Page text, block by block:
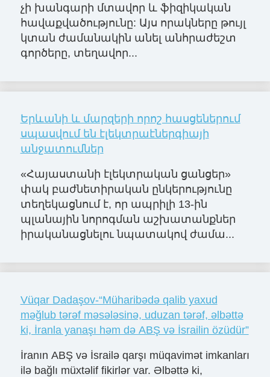
չի խանգարի մտավոր և ֆիզիկական
հավաքվածությունը: Այս որակները թույլ
կտան ժամանակին անել անհրաժեշտ
գործերը, տեղավոր...
Երևանի և մարզերի որոշ հասցեներում
սպասվում են էլեկտրաէներգիայի
անջատումներ
«Հայաստանի էլեկտրական ցանցեր»
փակ բաժնետիրական ընկերությունը
տեղեկացնում է, որ ապրիլի 13-ին
պլանային նորոգման աշխատանքներ
իրականացնելու նպատակով ժամա...
Vüqar Dadaşov-“Müharibədə qalib yaxud
məğlub tərəf məsələsinə, uduzan tərəf, əlbəttə
ki, İranla yanaşı həm də ABŞ və İsrailin özüdür”
İranın ABŞ və İsrailə qarşı müqavimət imkanları
ilə bağlı müxtəlif fikirlər var. Əlbəttə ki,